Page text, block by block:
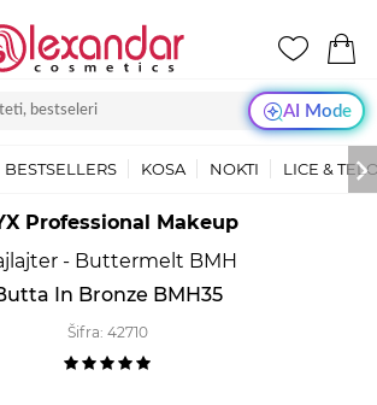
AI Mode
BESTSELLERS KOSA NOKTI LICE &
Professional Makeup
- Buttermelt BMH
In Bronze BMH35
Šifra: 42710